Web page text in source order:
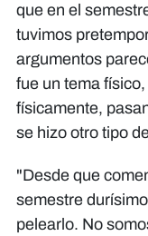
que en el
tuvimos
argumentos
fue un tema
físicamente,
se hizo otro tipo
"Desde que
semestre
pelearlo. No